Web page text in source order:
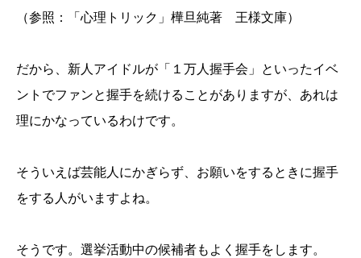
（参照：「心理トリック」樺旦純著 王様文庫）
だから、新人アイドルが「１万人握手会」といったイベ
ントでファンと握手を続けることがありますが、あれは
理にかなっているわけです。
そういえば芸能人にかぎらず、お願いをするときに握手
をする人がいますよね。
そうです。選挙活動中の候補者もよく握手をします。